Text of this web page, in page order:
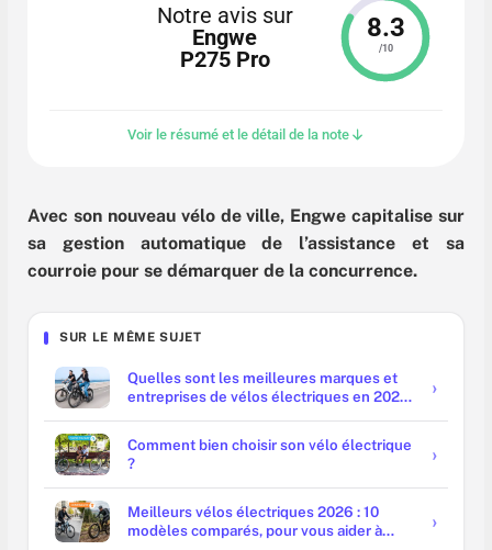
Notre avis sur
Engwe
P275 Pro
8.3
/10
Voir le résumé et le détail de la note
Avec son nouveau vélo de ville, Engwe capitalise sur
sa gestion automatique de l’assistance et sa
courroie pour se démarquer de la concurrence.
SUR LE MÊME SUJET
Quelles sont les meilleures marques et
entreprises de vélos électriques en 2025
Comment bien choisir son vélo électrique
?
Meilleurs vélos électriques 2026 : 10
modèles comparés, pour vous aider à